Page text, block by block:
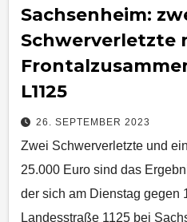
Sachsenheim:
Schwerverletzte
L1125
26. SEPTEMBER 2023
Zwei Schwerverletzte und
25.000 Euro sind das
der sich am Dienstag gegen
Landesstraße 1125 bei